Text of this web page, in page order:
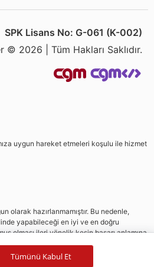
SPK Lisans No: G-061 (K-002)
© 2026 | Tüm Hakları Saklıdır.
uygun hareket etmeleri koşulu ile hizmet
olarak hazırlanmamıştır. Bu nedenle,
yapabileceği en iyi ve en doğru
olması ileri yönelik kesin başarı anlamına
Tümünü Kabul Et